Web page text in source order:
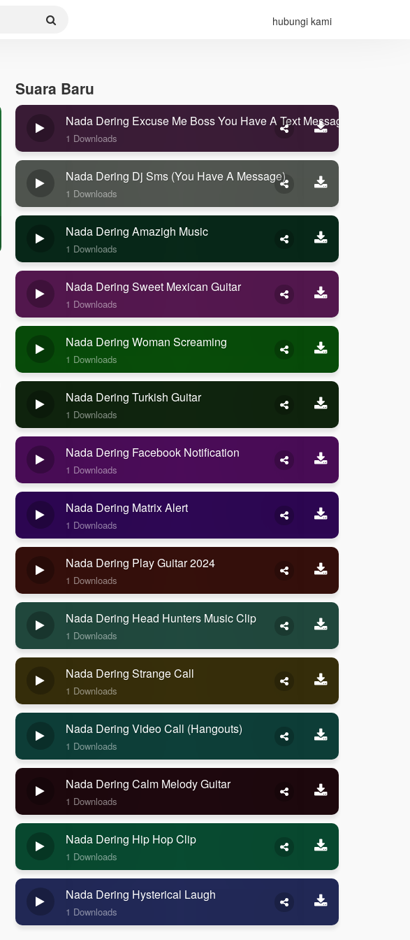
hubungi kami
Suara Baru
Nada Dering Excuse Me Boss You Have A Text Message
1 Downloads
Nada Dering Dj Sms (you Have A Message)
1 Downloads
Nada Dering Amazigh Music
1 Downloads
Nada Dering Sweet Mexican Guitar
1 Downloads
Nada Dering Woman Screaming
1 Downloads
Nada Dering Turkish Guitar
1 Downloads
Nada Dering Facebook Notification
1 Downloads
Nada Dering Matrix Alert
1 Downloads
Nada Dering Play Guitar 2024
1 Downloads
Nada Dering Head Hunters Music Clip
1 Downloads
Nada Dering Strange Call
1 Downloads
Nada Dering Video Call (Hangouts)
1 Downloads
Nada Dering Calm Melody Guitar
1 Downloads
Nada Dering Hip Hop Clip
1 Downloads
Nada Dering Hysterical Laugh
1 Downloads